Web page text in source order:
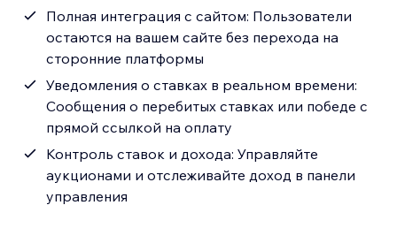
Полная интеграция с сайтом: Пользователи
остаются на вашем сайте без перехода на
сторонние платформы
Уведомления о ставках в реальном времени:
Сообщения о перебитых ставках или победе с
прямой ссылкой на оплату
Контроль ставок и дохода: Управляйте
аукционами и отслеживайте доход в панели
управления